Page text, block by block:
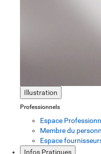
Illustration
Professionnels
Espace
Membre du
Espace
Infos Pratiques